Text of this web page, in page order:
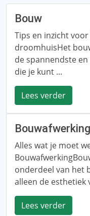
Bouw
Tips en inzicht
droomhuisHet
de spannendste
die je kunt ...
Lees verder
Bouwafwerking
Alles wat je moet
onderdeel van het
alleen de esthetiek
Lees verder